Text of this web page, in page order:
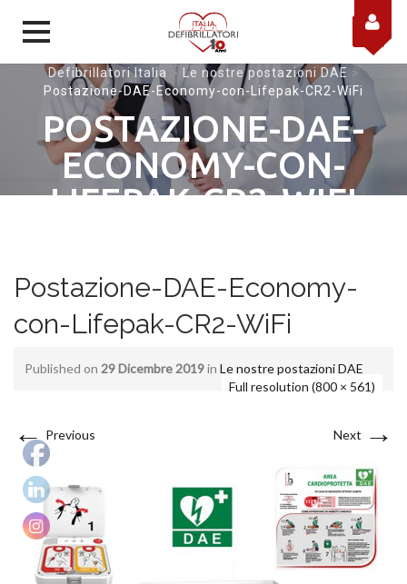
Skip to content
Defibrillatori Italia > Le nostre postazioni DAE >
Postazione-DAE-Economy-con-Lifepak-CR2-WiFi
POSTAZIONE-DAE-
ECONOMY-CON-
LIFEPAK-CR2-WIFI
Postazione-DAE-Economy-
con-Lifepak-CR2-WiFi
Published on 29 Dicembre 2019in Le nostre postazioni DAE
Full resolution (800 × 561)
← Previous Next →